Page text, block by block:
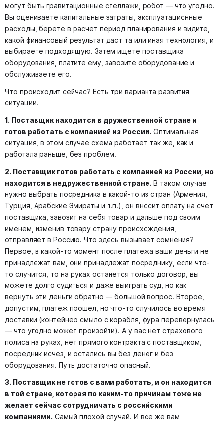
могут быть гравитационные стеллажи, робот — что угодно.
Вы оцениваете капитальные затраты, эксплуатационные
расходы, берете в расчет период планирования и видите,
какой финансовый результат даст та или иная технология, и
выбираете подходящую. Затем ищете поставщика
оборудования, платите ему, завозите оборудование и
обслуживаете его.
Что происходит сейчас? Есть три варианта развития
ситуации.
1. Поставщик находится в дружественной стране и
готов работать с компанией из России. Оптимальная
ситуация, в этом случае схема работает так же, как и
работала раньше, без проблем.
2. Поставщик готов работать с компанией из России, но
находится в недружественной стране. В таком случае
нужно выбрать посредника в какой-то из стран (Армения,
Турция, Арабские Эмираты и т.п.), он вносит оплату на счет
поставщика, завозит на себя товар и дальше под своим
именем, изменив товару страну происхождения,
отправляет в Россию. Что здесь вызывает сомнения?
Первое, в какой-то момент после платежа ваши деньги не
принадлежат вам, они принадлежат посреднику, если что-
то случится, то на руках останется только договор, вы
можете долго судиться и даже выиграть суд, но как
вернуть эти деньги обратно — большой вопрос. Второе,
допустим, платеж прошел, но что-то случилось во время
доставки (контейнер смыло с корабля, фура перевернулась
— что угодно может произойти). А у вас нет страхового
полиса на руках, нет прямого контракта с поставщиком,
посредник исчез, и остались вы без денег и без
оборудования. Путь достаточно опасный.
3. Поставщик не готов с вами работать, и он находится
в той стране, которая по каким-то причинам тоже не
желает сейчас сотрудничать с российскими
компаниями. Самый плохой случай. И все же вам